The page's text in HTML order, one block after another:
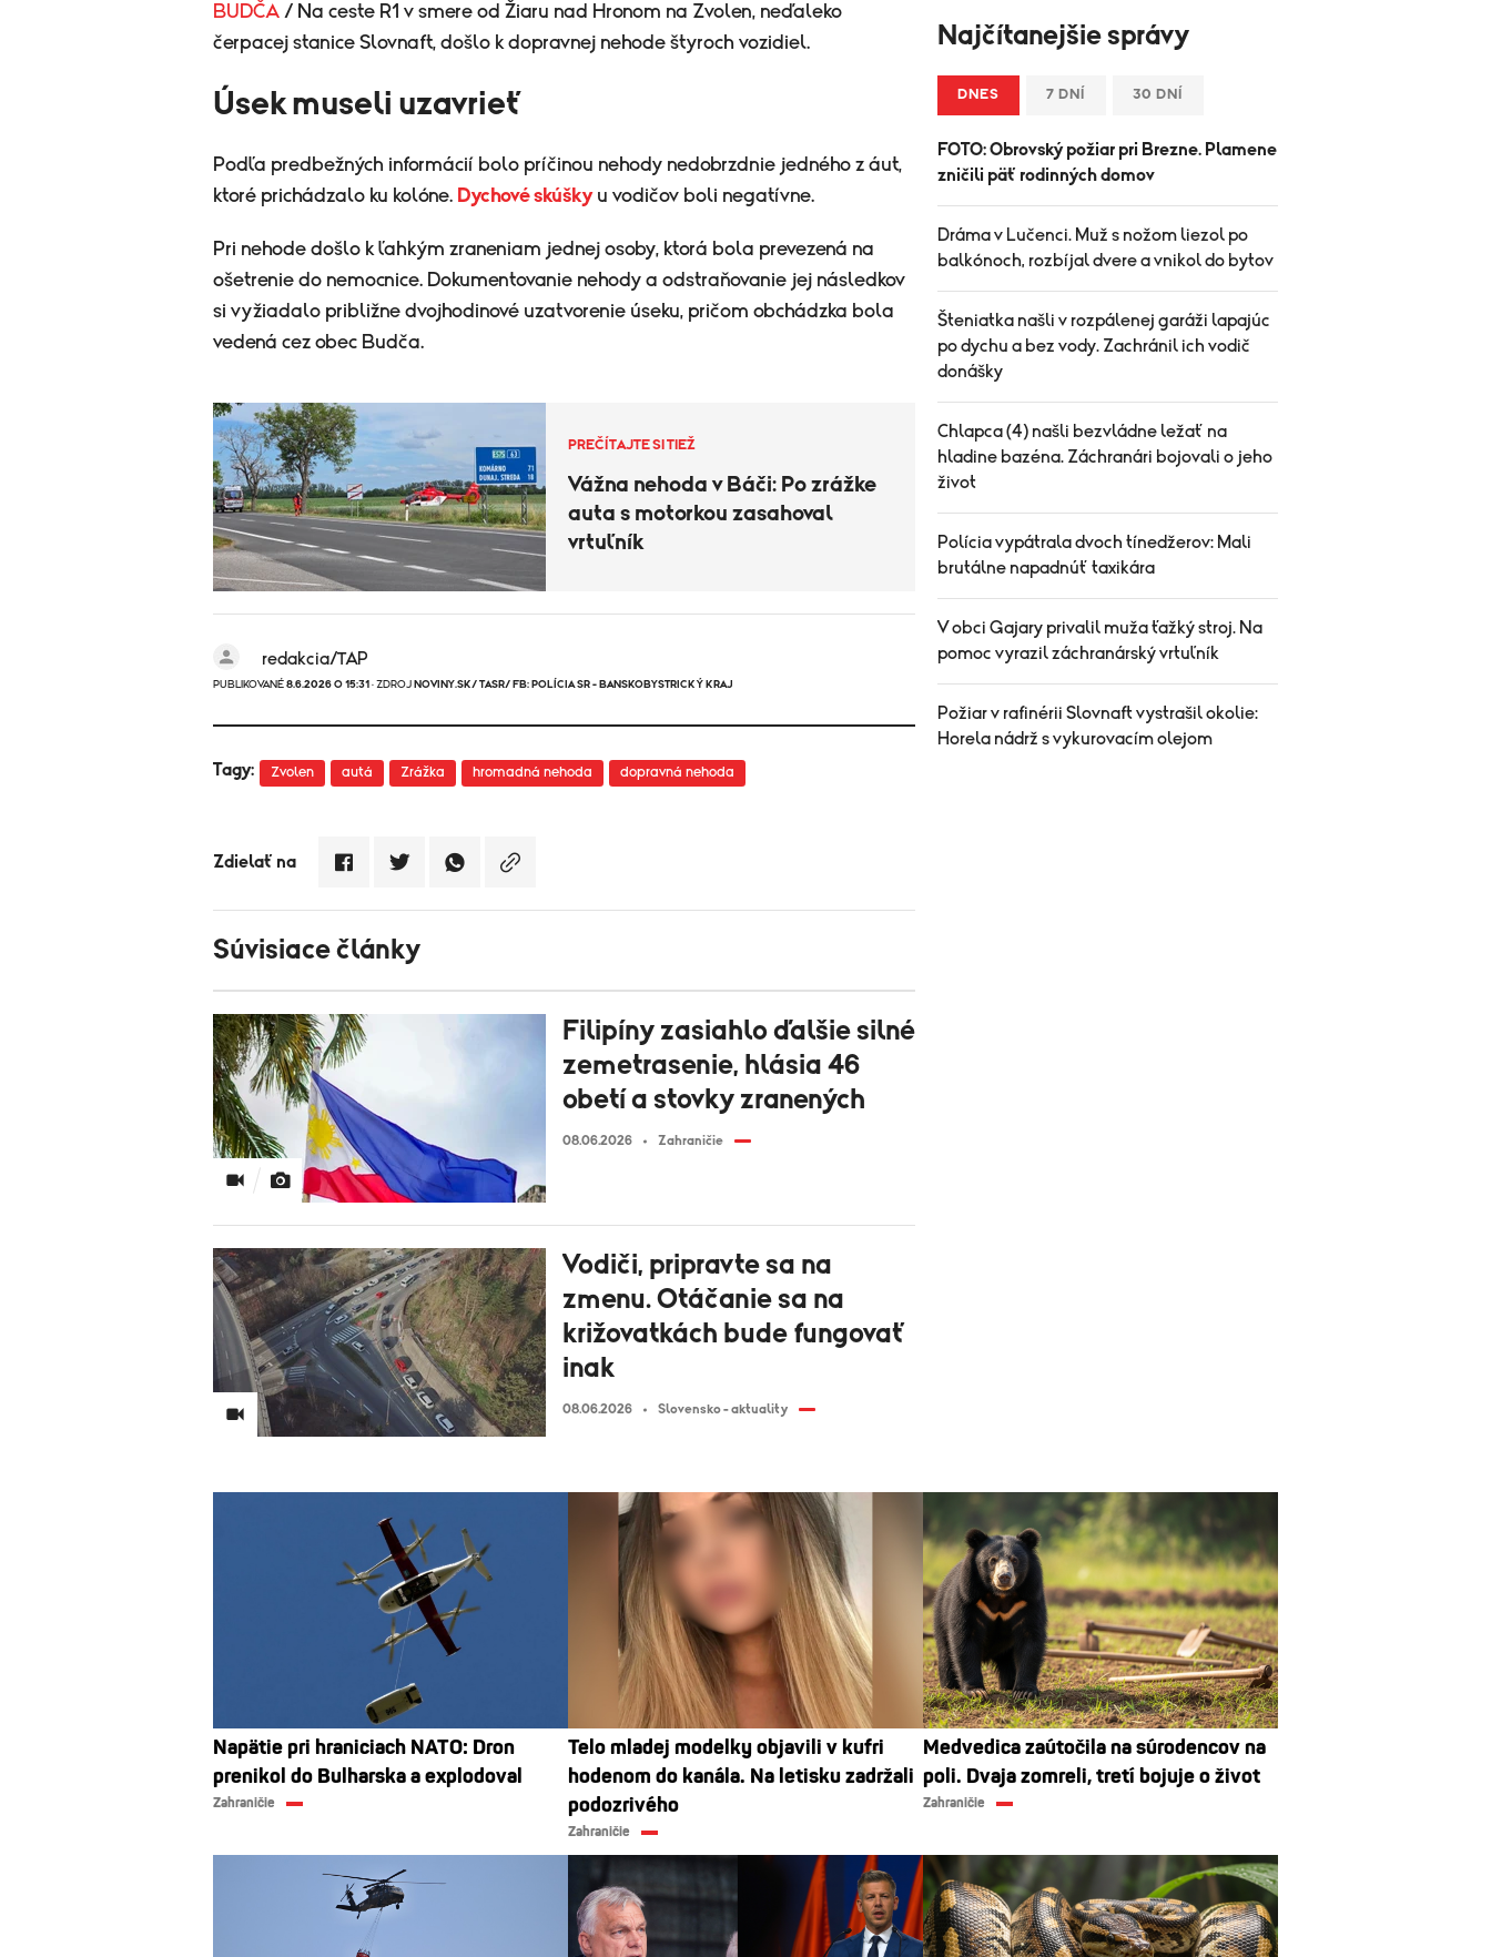
BUDČA / Na ceste R1 v smere od Žiaru nad Hronom na Zvolen, neďaleko
čerpacej stanice Slovnaft, došlo k dopravnej nehode štyroch vozidiel.
Úsek museli uzavrieť
Podľa predbežných informácií bolo príčinou nehody nedobrzdnie jedného z áut,
ktoré prichádzalo ku kolóne. Dychové skúškyu vodičov boli negatívne.
Pri nehode došlo k ľahkým zraneniam jednej osoby, ktorá bola prevezená na
ošetrenie do nemocnice. Dokumentovanie nehody a odstraňovanie jej následkov
si vyžiadalo približne dvojhodinové uzatvorenie úseku, pričom obchádzka bola
vedená cez obec Budča.
PREČÍTAJTE SI TIEŽ
Vážna nehoda v Báči: Po zrážke
auta s motorkou zasahoval
vrtuľník
redakcia/TAP
PUBLIKOVANÉ 8.6.2026 O 15:31 · ZDROJ NOVINY.SK/ TASR/ FB: POLÍCIA SR - BANSKOBYSTRICKÝ KRAJ
Tagy: Zvolen autá Zrážka hromadná nehoda dopravná nehoda
Zdielať na
Súvisiace články
Filipíny zasiahlo ďalšie silné
zemetrasenie, hlásia 46
obetí a stovky zranených
08.06.2026 Zahraničie
Vodiči, pripravte sa na
zmenu. Otáčanie sa na
križovatkách bude fungovať
inak
08.06.2026 Slovensko - aktuality
Najčítanejšie správy
DNES 7 DNÍ 30 DNÍ
FOTO: Obrovský požiar pri Brezne. Plamene
zničili päť rodinných domov
Dráma v Lučenci. Muž s nožom liezol po
balkónoch, rozbíjal dvere a vnikol do bytov
Šteniatka našli v rozpálenej garáži lapajúc
po dychu a bez vody. Zachránil ich vodič
donášky
Chlapca (4) našli bezvládne ležať na
hladine bazéna. Záchranári bojovali o jeho
život
Polícia vypátrala dvoch tínedžerov: Mali
brutálne napadnúť taxikára
V obci Gajary privalil muža ťažký stroj. Na
pomoc vyrazil záchranárský vrtuľník
Požiar v rafinérii Slovnaft vystrašil okolie:
Horela nádrž s vykurovacím olejom
Napätie pri hraniciach NATO: Dron
prenikol do Bulharska a explodoval
Zahraničie
Telo mladej modelky objavili v kufri
hodenom do kanála. Na letisku zadržali
podozrivého
Zahraničie
Medvedica zaútočila na súrodencov na
poli. Dvaja zomreli, tretí bojuje o život
Zahraničie